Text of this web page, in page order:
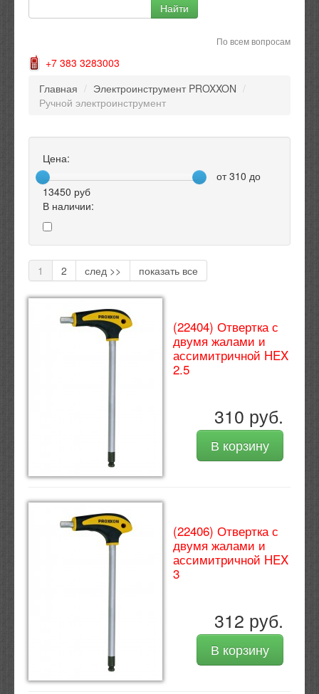
По всем вопросам
+7 383 3283003
Главная / Электроинструмент PROXXON /
Ручной электроинструмент
Цена:
от310 до
13450 руб
В наличии:
1 2 след >> показать все
(22404) Отвертка с
двумя жалами и
ассимитричной HEX
2.5
310 руб.
В корзину
(22406) Отвертка с
двумя жалами и
ассимитричной HEX
3
312 руб.
В корзину